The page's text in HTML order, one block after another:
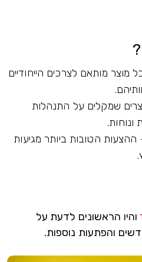
מוצר מותאם לצרכים הייחודיים
שמקלים על התנהלות
ונוחות.
הטובות ביותר מגיעות
והיו הראשונים לדעת על
והפתעות נוספות.